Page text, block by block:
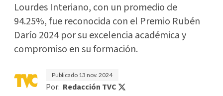
Lourdes Interiano, con un promedio de
94.25%, fue reconocida con el Premio Rubén
Darío 2024 por su excelencia académica y
compromiso en su formación.
Publicado 13 nov. 2024
Por: Redacción TVC